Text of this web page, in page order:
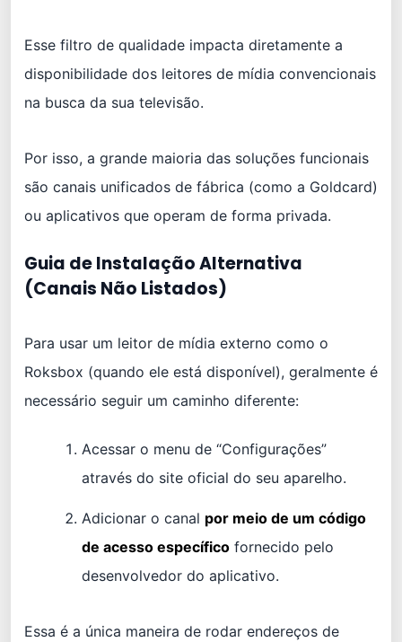
Esse filtro de qualidade impacta diretamente a
disponibilidade dos leitores de mídia convencionais
na busca da sua televisão.
Por isso, a grande maioria das soluções funcionais
são canais unificados de fábrica (como a Goldcard)
ou aplicativos que operam de forma privada.
Guia de Instalação Alternativa
(Canais Não Listados)
Para usar um leitor de mídia externo como o
Roksbox (quando ele está disponível), geralmente é
necessário seguir um caminho diferente:
Acessar o menu de “Configurações”
através do site oficial do seu aparelho.
Adicionar o canal por meio de um código
de acesso específico fornecido pelo
desenvolvedor do aplicativo.
Essa é a única maneira de rodar endereços de